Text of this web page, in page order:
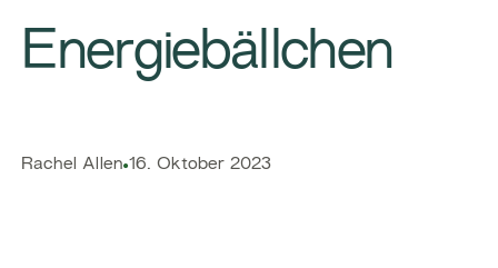
Energiebällchen
​​Rachel Allen​ 16. Oktober 2023